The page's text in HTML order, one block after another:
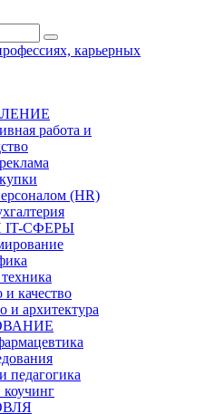
работа и
(HR)
IT-СФЕРЫ
и качество
и архитектура
педагогика